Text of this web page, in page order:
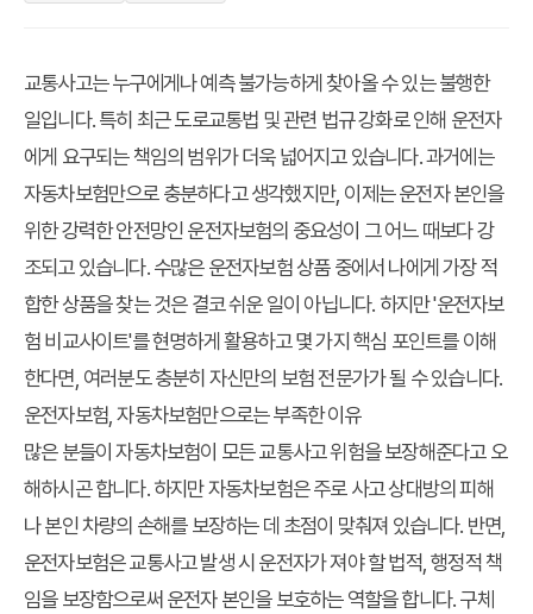
교통사고는 누구에게나 예측 불가능하게 찾아올 수 있는 불행한
일입니다. 특히 최근 도로교통법 및 관련 법규 강화로 인해 운전자
에게 요구되는 책임의 범위가 더욱 넓어지고 있습니다. 과거에는
자동차보험만으로 충분하다고 생각했지만, 이제는 운전자 본인을
위한 강력한 안전망인 운전자보험의 중요성이 그 어느 때보다 강
조되고 있습니다. 수많은 운전자보험 상품 중에서 나에게 가장 적
합한 상품을 찾는 것은 결코 쉬운 일이 아닙니다. 하지만 '운전자보
험 비교사이트'를 현명하게 활용하고 몇 가지 핵심 포인트를 이해
한다면, 여러분도 충분히 자신만의 보험 전문가가 될 수 있습니다.
운전자보험, 자동차보험만으로는 부족한 이유
많은 분들이 자동차보험이 모든 교통사고 위험을 보장해준다고 오
해하시곤 합니다. 하지만 자동차보험은 주로 사고 상대방의 피해
나 본인 차량의 손해를 보장하는 데 초점이 맞춰져 있습니다. 반면,
운전자보험은 교통사고 발생 시 운전자가 져야 할 법적, 행정적 책
임을 보장함으로써 운전자 본인을 보호하는 역할을 합니다. 구체